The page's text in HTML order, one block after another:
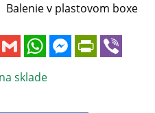
Balenie v plastovom boxe
e
b
G
m
a
i
l
W
a
t
s
M
s
P
i
V
b
sklade